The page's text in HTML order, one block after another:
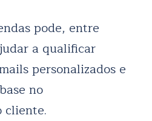
pode, entre
a qualificar
personalizados e
no
cliente.